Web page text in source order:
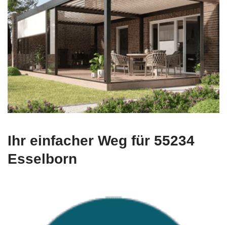
Ihr einfacher Weg für 55234
Esselborn